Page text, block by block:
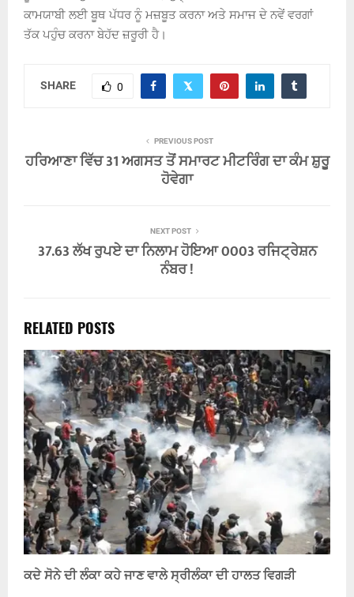
ਕਾਮਯਾਬੀ ਲਈ ਬੂਥ ਪੱਧਰ ਨੂੰ ਮਜ਼ਬੂਤ ​​ਕਰਨਾ ਅਤੇ ਸਮਾਜ ਦੇ ਨਵੇਂ ਵਰਗਾਂ
ਤੱਕ ਪਹੁੰਚ ਕਰਨਾ ਬੇਹੱਦ ਜ਼ਰੂਰੀ ਹੈ।
SHARE 0
PREVIOUS POST
ਹਰਿਆਣਾ ਵਿੱਚ 31 ਅਗਸਤ ਤੋਂ ਸਮਾਰਟ ਮੀਟਰਿੰਗ ਦਾ ਕੰਮ ਸ਼ੁਰੂ
ਹੋਵੇਗਾ
NEXT POST
37.63 ਲੱਖ ਰੁਪਏ ਦਾ ਨਿਲਾਮ ਹੋਇਆ 0003 ਰਜਿਟ੍ਰੇਸ਼ਨ
ਨੰਬਰ !
RELATED POSTS
ਕਦੇ ਸੋਨੇ ਦੀ ਲੰਕਾ ਕਹੇ ਜਾਣ ਵਾਲੇ ਸ੍ਰੀਲੰਕਾ ਦੀ ਹਾਲਤ ਵਿਗੜੀ